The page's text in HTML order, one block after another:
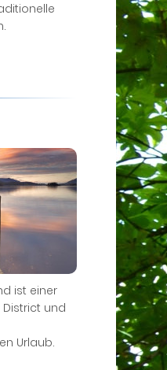
ist einer
und
Urlaub.